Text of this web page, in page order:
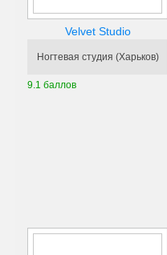
Velvet Studio
Ногтевая студия (Харьков)
9.1 баллов